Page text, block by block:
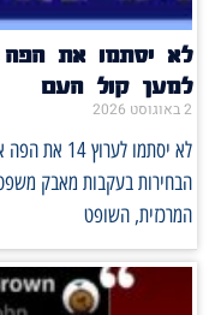
למען קול העם
2 באוגוסט 2026
לא יסתמו
הבחירות בעקבות מאבק
המרכזית, השופט